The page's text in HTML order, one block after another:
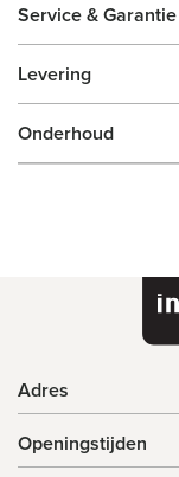
Service & Garantie
Levering
Onderhoud
Adres
Openingstijden